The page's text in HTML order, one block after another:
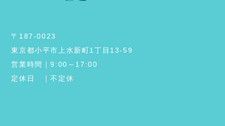
〒187-0023
東京都小平市上水新町1丁目13-59
営業時間｜9:00～17:00
定休日 ｜不定休